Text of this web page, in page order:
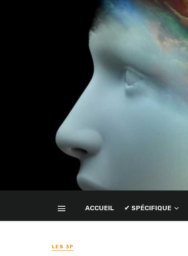
ACCUEIL ✔ SPÉCIFIQUE
LES 3P